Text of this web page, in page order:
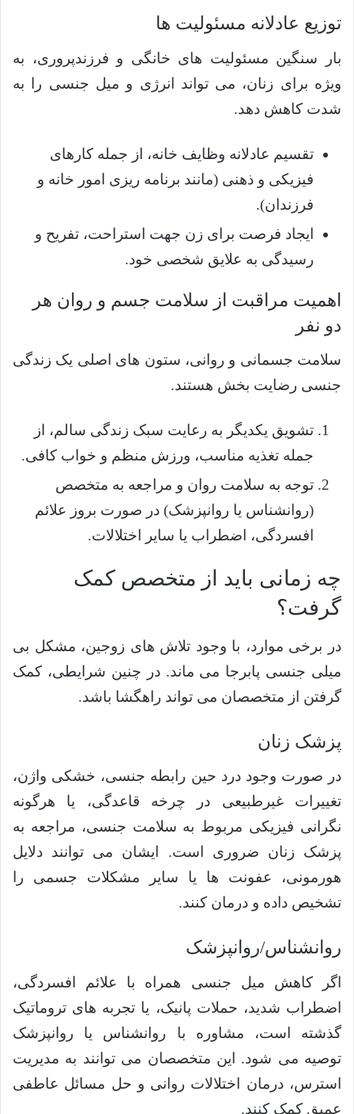
توزیع عادلانه مسئولیت ها
بار سنگین مسئولیت های خانگی و فرزندپروری، به
ویژه برای زنان، می تواند انرژی و میل جنسی را به
شدت کاهش دهد.
تقسیم عادلانه وظایف خانه، از جمله کارهای
فیزیکی و ذهنی (مانند برنامه ریزی امور خانه و
فرزندان).
ایجاد فرصت برای زن جهت استراحت، تفریح و
رسیدگی به علایق شخصی خود.
اهمیت مراقبت از سلامت جسم و روان هر
دو نفر
سلامت جسمانی و روانی، ستون های اصلی یک زندگی
جنسی رضایت بخش هستند.
تشویق یکدیگر به رعایت سبک زندگی سالم، از
جمله تغذیه مناسب، ورزش منظم و خواب کافی.
توجه به سلامت روان و مراجعه به متخصص
(روانشناس یا روانپزشک) در صورت بروز علائم
افسردگی، اضطراب یا سایر اختلالات.
چه زمانی باید از متخصص کمک
گرفت؟
در برخی موارد، با وجود تلاش های زوجین، مشکل بی
میلی جنسی پابرجا می ماند. در چنین شرایطی، کمک
گرفتن از متخصصان می تواند راهگشا باشد.
پزشک زنان
در صورت وجود درد حین رابطه جنسی، خشکی واژن،
تغییرات غیرطبیعی در چرخه قاعدگی، یا هرگونه
نگرانی فیزیکی مربوط به سلامت جنسی، مراجعه به
پزشک زنان ضروری است. ایشان می توانند دلایل
هورمونی، عفونت ها یا سایر مشکلات جسمی را
تشخیص داده و درمان کنند.
روانشناس/روانپزشک
اگر کاهش میل جنسی همراه با علائم افسردگی،
اضطراب شدید، حملات پانیک، یا تجربه های تروماتیک
گذشته است، مشاوره با روانشناس یا روانپزشک
توصیه می شود. این متخصصان می توانند به مدیریت
استرس، درمان اختلالات روانی و حل مسائل عاطفی
عمیق کمک کنند.